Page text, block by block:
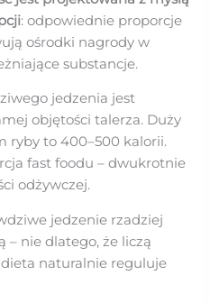
: odpowiednie proporcje
ośrodki nagrody w
substancje.
jedzenia jest
objętości talerza. Duży
ryby to 400–500 kalorii.
fast foodu – dwukrotnie
odżywczej.
jedzenie rzadziej
– nie dlatego, że liczą
naturalnie reguluje